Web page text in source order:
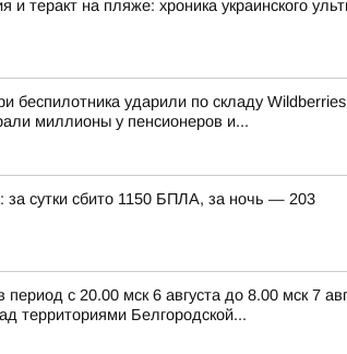
на пляже: хроника украинского
беспилотника ударили по складу
миллионы у пенсионеров и...
сутки сбито 1150 БПЛА, за ночь — 203
с 20.00 мск 6 августа до 8.00 мск 7
территориями Белгородской...